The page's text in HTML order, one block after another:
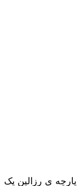
پارچه ی رزالین یک